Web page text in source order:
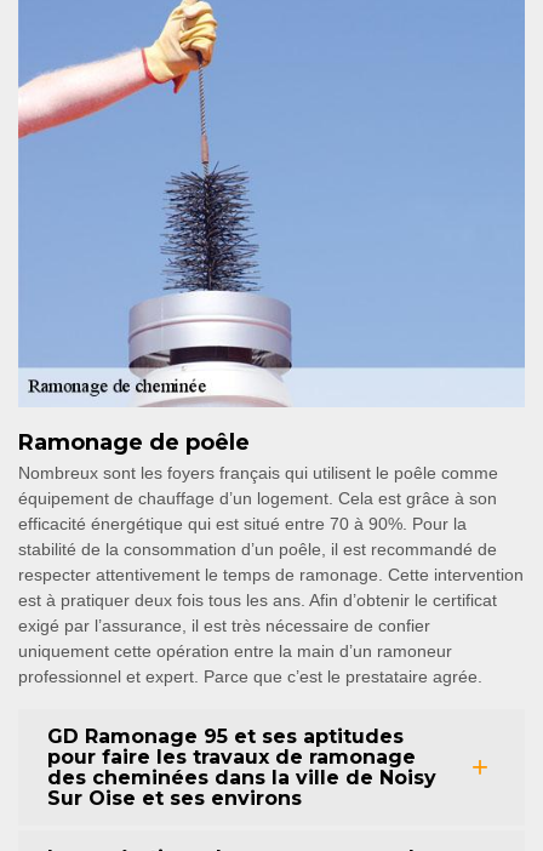
Ramonage de poêle
Nombreux sont les foyers français qui utilisent le poêle comme
équipement de chauffage d’un logement. Cela est grâce à son
efficacité énergétique qui est situé entre 70 à 90%. Pour la
stabilité de la consommation d’un poêle, il est recommandé de
respecter attentivement le temps de ramonage. Cette intervention
est à pratiquer deux fois tous les ans. Afin d’obtenir le certificat
exigé par l’assurance, il est très nécessaire de confier
uniquement cette opération entre la main d’un ramoneur
professionnel et expert. Parce que c’est le prestataire agrée.
GD Ramonage 95 et ses aptitudes
pour faire les travaux de ramonage
des cheminées dans la ville de Noisy
Sur Oise et ses environs